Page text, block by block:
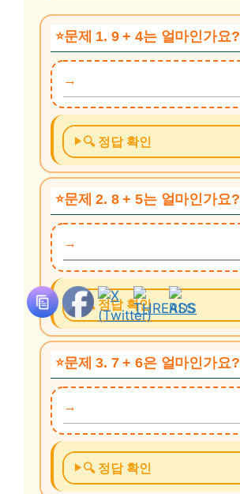
문제 1. 9 + 4는 얼마인가요?
🔍 정답 확인
문제 2. 8 + 5는 얼마인가요?
🔍 정답 확인
문제 3. 7 + 6은 얼마인가요?
🔍 정답 확인